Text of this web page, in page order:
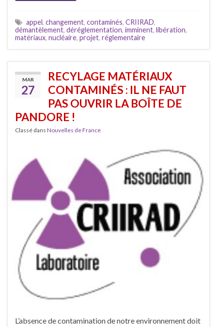
appel, changement, contaminés, CRIIRAD,
démantèlement, déréglementation, imminent, libération,
matériaux, nucléaire, projet, réglementaire
MAR
27
RECYLAGE MATÉRIAUX
CONTAMINÉS : IL NE FAUT
PAS OUVRIR LA BOÎTE DE
PANDORE !
Classé dans Nouvelles de France
L’absence de contamination de notre environnement doit